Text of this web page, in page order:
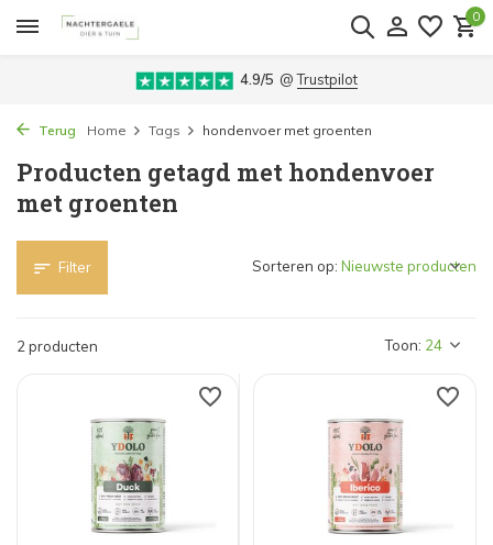
0
4.9/5 @Trustpilot
Terug Home Tags hondenvoer met groenten
Producten getagd met hondenvoer
met groenten
Filter
2 producten Toon:
Sorteren op: